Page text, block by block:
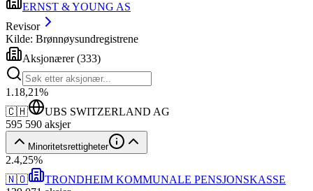
ERNST & YOUNG AS
Revisor
Kilde: Brønnøysundregistrene
Aksjonærer(333)
1 .18,21%
🇨🇭
UBS SWITZERLAND AG
595 590 aksjer
Minoritetsrettigheter
2.4,25%
🇳🇴
TRONDHEIM KOMMUNALE PENSJONSKASSE